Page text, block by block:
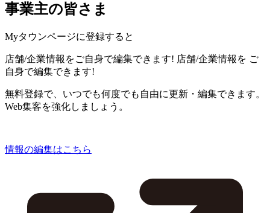
事業主の皆さま
Myタウンページに登録すると
店舗/企業情報をご自身で編集できます! 店舗/企業情報を ご
自身で編集できます!
無料登録で、いつでも何度でも自由に更新・編集できます。
Web集客を強化しましょう。
情報の編集はこちら